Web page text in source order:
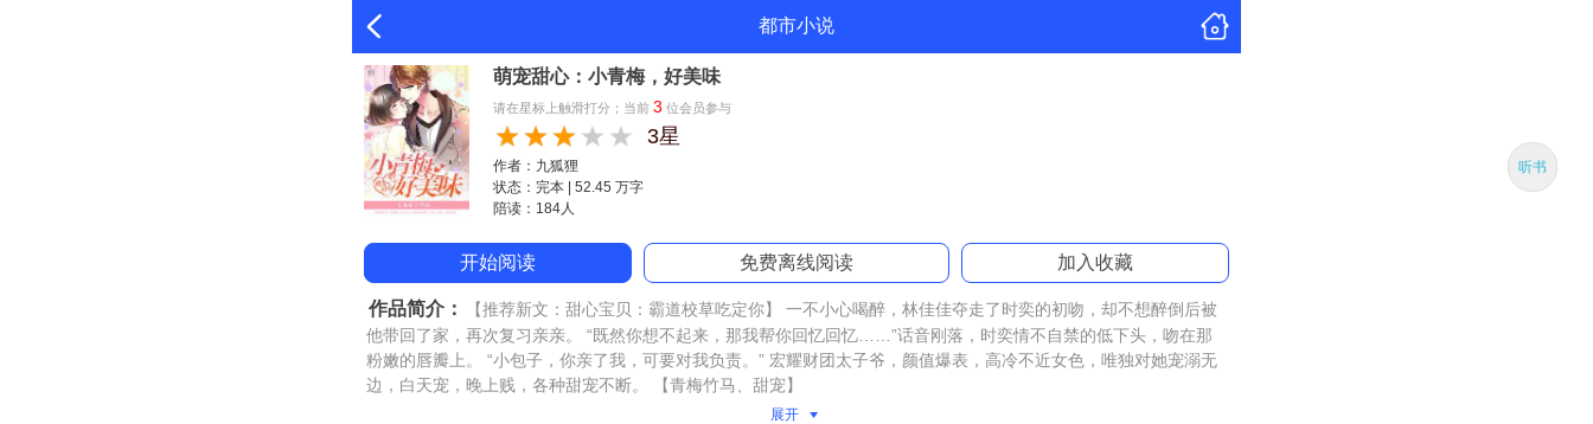
都市小说
萌宠甜心：小青梅，好美味
请在星标上触滑打分；当前 3 位会员参与
3星
作者：九狐狸
状态：完本 | 52.45 万字
陪读：184人
开始阅读 免费离线阅读 加入收藏
作品简介：
【推荐新文：甜心宝贝：霸道校草吃定你】 一不小心喝醉，林佳佳夺走了时奕的初吻，却不想醉倒后被
他带回了家，再次复习亲亲。 “既然你想不起来，那我帮你回忆回忆……”话音刚落，时奕情不自禁的低下头，吻在那
粉嫩的唇瓣上。 “小包子，你亲了我，可要对我负责。” 宏耀财团太子爷，颜值爆表，高冷不近女色，唯独对她宠溺无
边，白天宠，晚上贱，各种甜宠不断。 【青梅竹马、甜宠】
展开
听书